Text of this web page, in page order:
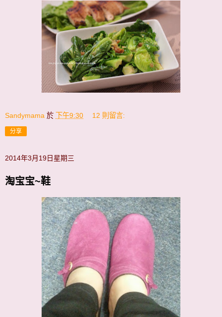
Sandymama 於 下午9:30 12 則留言:
分享
2014年3月19日星期三
淘宝宝~鞋